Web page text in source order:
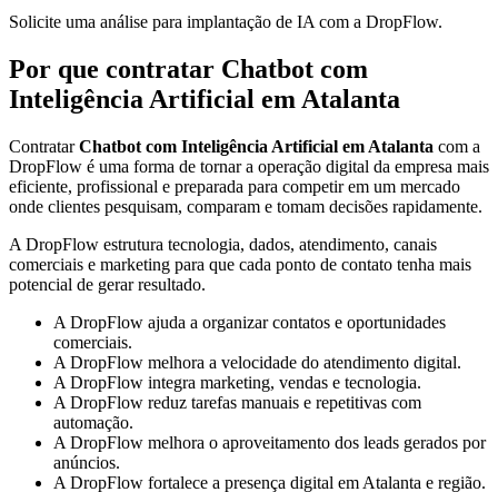
Solicite uma análise para implantação de IA com a DropFlow.
Por que contratar Chatbot com
Inteligência Artificial em Atalanta
ContratarChatbot com Inteligência Artificial em Atalanta com a
DropFlow é uma forma de tornar a operação digital da empresa mais
eficiente, profissional e preparada para competir em um mercado
onde clientes pesquisam, comparam e tomam decisões rapidamente.
A DropFlow estrutura tecnologia, dados, atendimento, canais
comerciais e marketing para que cada ponto de contato tenha mais
potencial de gerar resultado.
A DropFlow ajuda a organizar contatos e oportunidades
comerciais.
A DropFlow melhora a velocidade do atendimento digital.
A DropFlow integra marketing, vendas e tecnologia.
A DropFlow reduz tarefas manuais e repetitivas com
automação.
A DropFlow melhora o aproveitamento dos leads gerados por
anúncios.
A DropFlow fortalece a presença digital em Atalanta e região.